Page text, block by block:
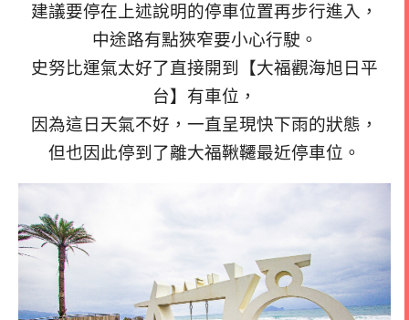
建議要停在上述說明的停車位置再步行進入，
中途路有點狹窄要小心行駛。
史努比運氣太好了直接開到【大福觀海旭日平
台】有車位，
因為這日天氣不好，一直呈現快下雨的狀態，
但也因此停到了離大福鞦韆最近停車位。